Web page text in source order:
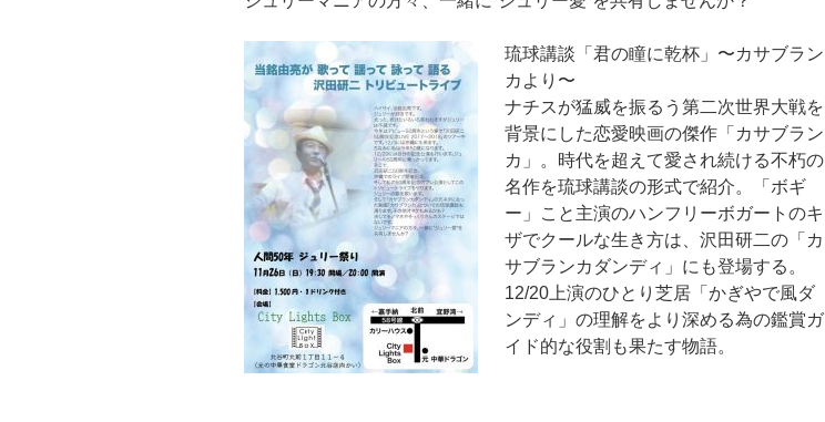
琉球講談「君の瞳に乾杯」〜カサブラン
カより〜
ナチスが猛威を振るう第二次世界大戦を
背景にした恋愛映画の傑作「カサブラン
カ」。時代を超えて愛され続ける不朽の
名作を琉球講談の形式で紹介。「ボギ
ー」こと主演のハンフリーボガートのキ
ザでクールな生き方は、沢田研二の「カ
サブランカダンディ」にも登場する。
12/20上演のひとり芝居「かぎやで風ダ
ンディ」の理解をより深める為の鑑賞ガ
イド的な役割も果たす物語。